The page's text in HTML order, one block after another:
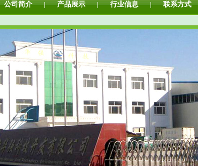
公司简介 | 产品展示 | 行业信息 | 联系方式